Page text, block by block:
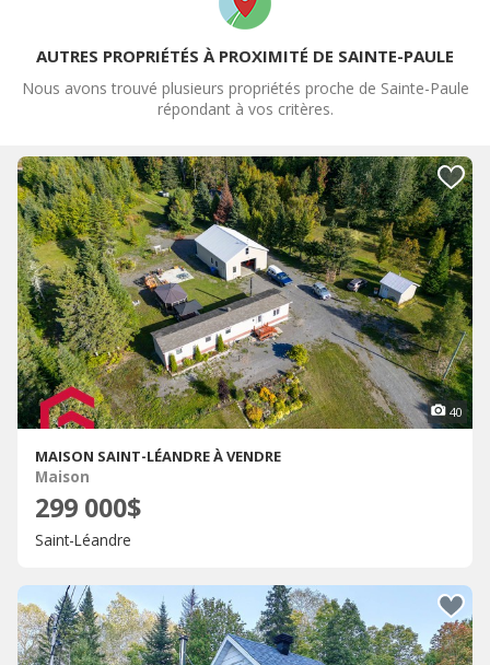
AUTRES PROPRIÉTÉS À PROXIMITÉ DE SAINTE-PAULE
Nous avons trouvé plusieurs propriétés proche de Sainte-Paule
répondant à vos critères.
40
MAISON SAINT-LÉANDRE À VENDRE
Maison
299 000$
Saint-Léandre